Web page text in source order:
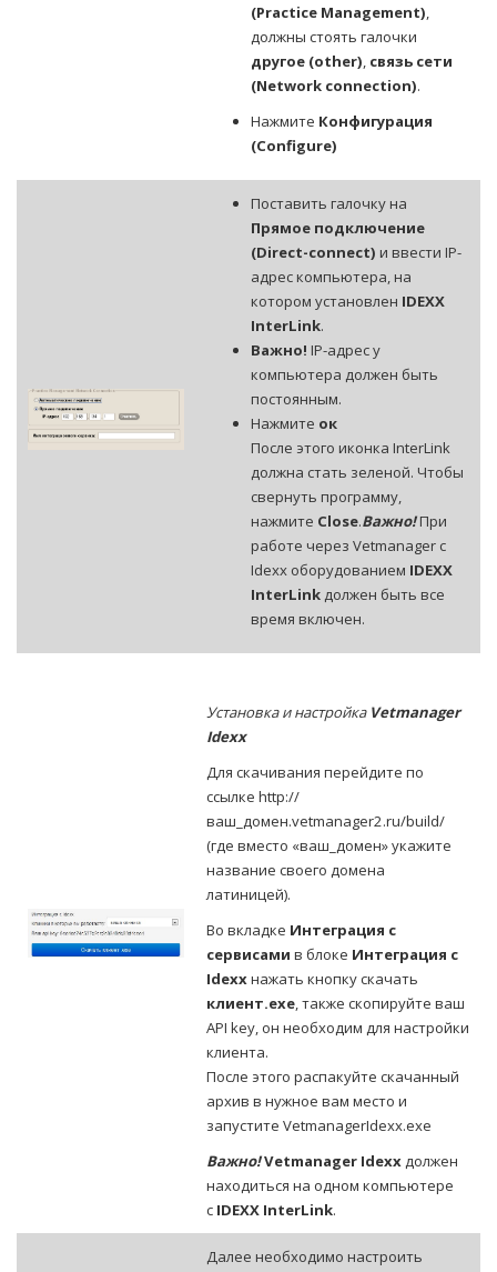
(Practice Management),
должны стоять галочки
другое (other), связь сети
(Network connection).
Нажмите Конфигурация
(Configure)
Поставить галочку на
Прямое подключение
(Direct-connect) и ввести IP-
адрес компьютера, на
котором установлен IDEXX
InterLink.
Важно! IP-адрес у
компьютера должен быть
постоянным.
Нажмите ок
После этого иконка InterLink
должна стать зеленой. Чтобы
свернуть программу,
нажмите Close.Важно!При
работе через Vetmanager с
Idexx оборудованием IDEXX
InterLink должен быть все
время включен.
Установка и настройка Vetmanager
Idexx
Для скачивания перейдите по
ссылке http://
ваш_домен.vetmanager2.ru/build/
(где вместо «ваш_домен» укажите
название своего домена
латиницей).
Во вкладке Интеграция с
сервисами в блоке Интеграция с
Idexxнажать кнопку скачать
клиент.exe, также скопируйте ваш
API key, он необходим для настройки
клиента.
После этого распакуйте скачанный
архив в нужное вам место и
запустите VetmanagerIdexx.exe
Важно!Vetmanager Idexxдолжен
находиться на одном компьютере
с IDEXX InterLink.
Далее необходимо настроить